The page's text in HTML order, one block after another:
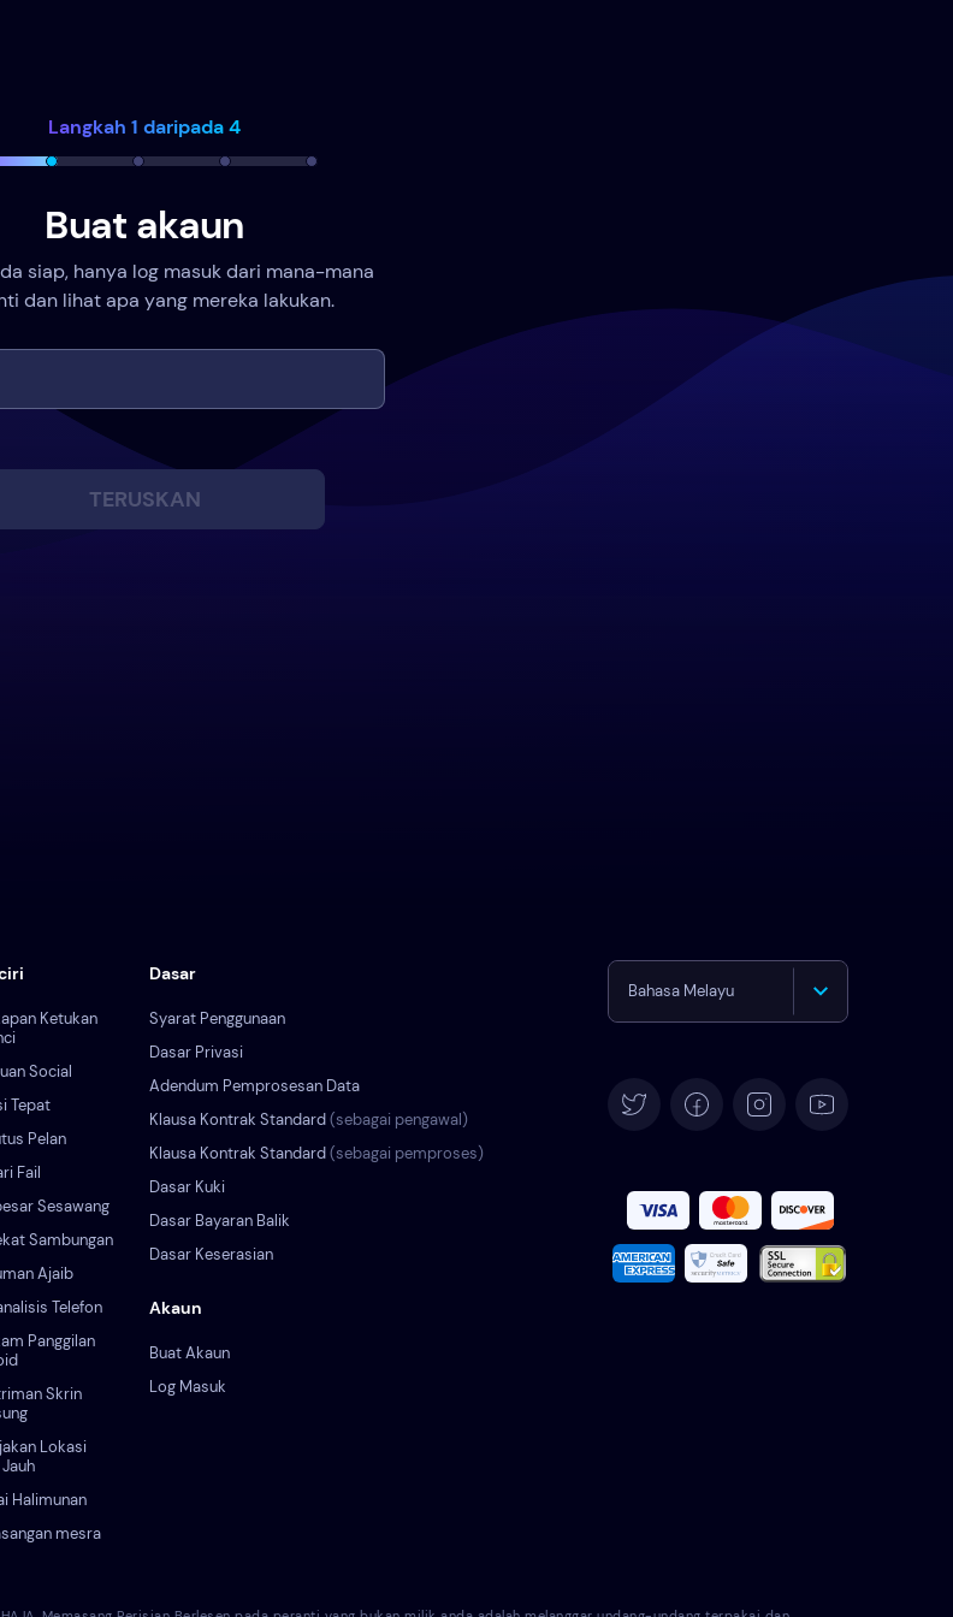
Langkah 1 daripada 4
Buat akaun
siap, hanya log masuk dari mana-mana
dan lihat apa yang mereka lakukan.
TERUSKAN
Akaun
Buat Akaun
Log Masuk
Dasar
Syarat Penggunaan
Dasar Privasi
Adendum Pemprosesan Data
Klausa Kontrak Standard(sebagai pengawal)
Klausa Kontrak Standard(sebagai pemproses)
Dasar Kuki
Dasar Bayaran Balik
Dasar Keserasian
Ketukan
Social
Tepat
Pelan
Fail
Sesawang
Sambungan
Ajaib
Telefon
Panggilan
Skrin
Lokasi
Halimunan
mesra
Bahasa Melayu
Deutsch
Français